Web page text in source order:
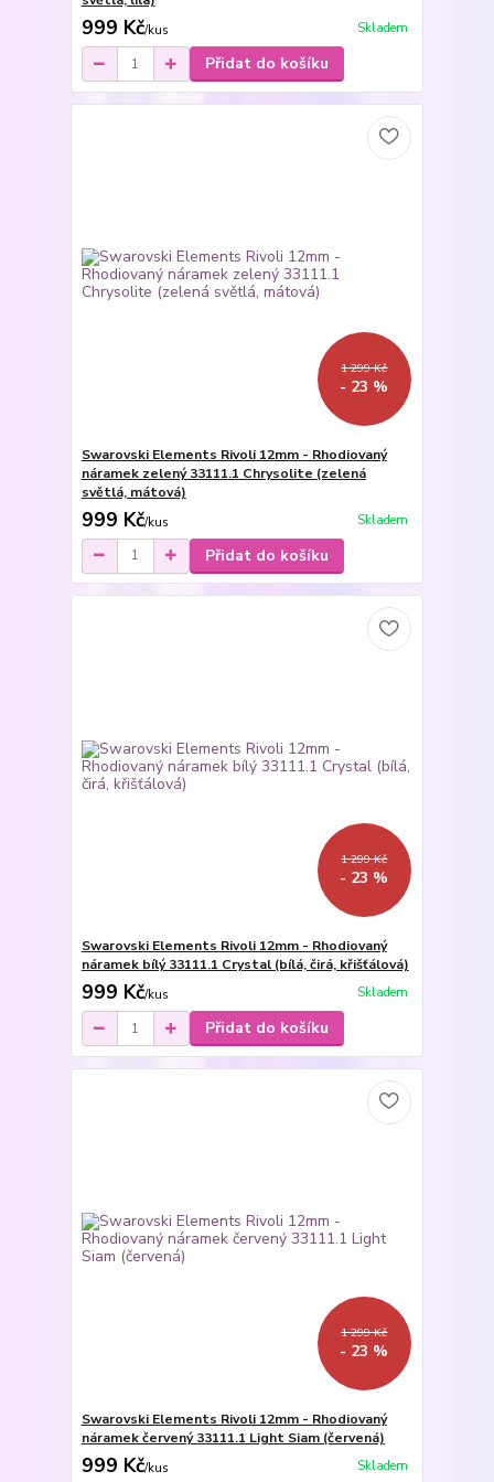
999 Kč/kus Skladem
Přidat do košíku
1 299 Kč
- 23 %
Swarovski Elements Rivoli 12mm - Rhodiovaný
náramek zelený 33111.1 Chrysolite (zelená
světlá, mátová)
999 Kč/kus Skladem
Přidat do košíku
1 299 Kč
- 23 %
Swarovski Elements Rivoli 12mm - Rhodiovaný
náramek bílý 33111.1 Crystal (bílá, čirá, křišťálová)
999 Kč/kus Skladem
Přidat do košíku
1 299 Kč
- 23 %
Swarovski Elements Rivoli 12mm - Rhodiovaný
náramek červený 33111.1 Light Siam (červená)
999 Kč/kus Skladem